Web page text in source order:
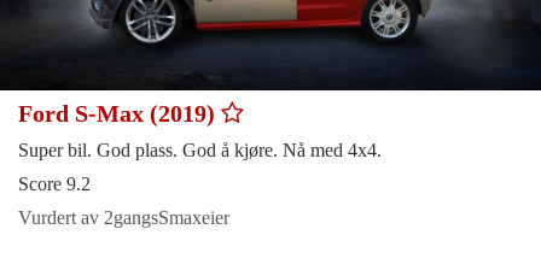
Ford S-Max (2019)
Super bil. God plass. God å kjøre. Nå med 4x4.
Score 9.2
Vurdert av 2gangsSmaxeier